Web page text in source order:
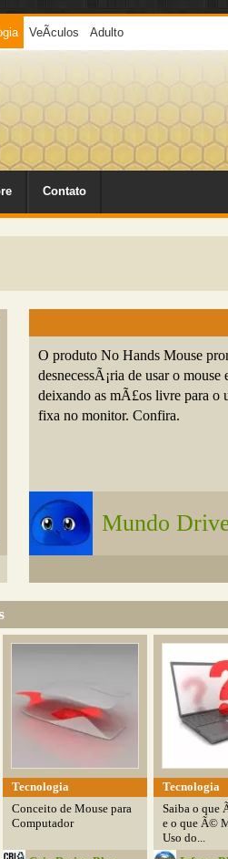
VeÃ­culos Adulto
Contato
O produto No Hands Mouse
desnecessÃ¡ria de usar o
deixando as mÃ£os livre para o
fixa no monitor. Confira.
Mundo
Tecnologia
Conceito de Mouse para
Computador
Tecnologia
Saiba o que
e o que Ã©
Uso do...